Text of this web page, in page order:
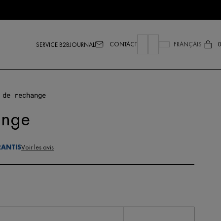
SERVICE B2BJOURNAL CONTACT FRANÇAIS 0
rechange
Voir les avis